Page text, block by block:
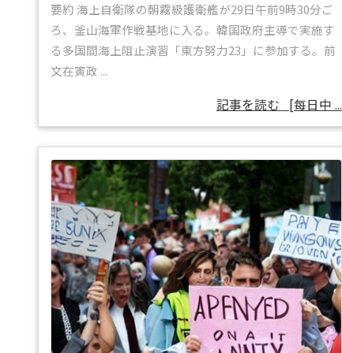
要約 海上自衛隊の朝霧級護衛艦が29日午前9時30分ご
ろ、釜山海軍作戦基地に入る。韓国政府主導で実施す
る多国間海上阻止演習「東方努力23」に参加する。前
文在寅政 ...
記事を読む [每日中 ...